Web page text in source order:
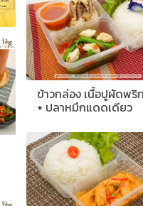
ข้าวกล่อง เนื้อปูผัดพริ
+ ปลาหมึกแดดเดียว